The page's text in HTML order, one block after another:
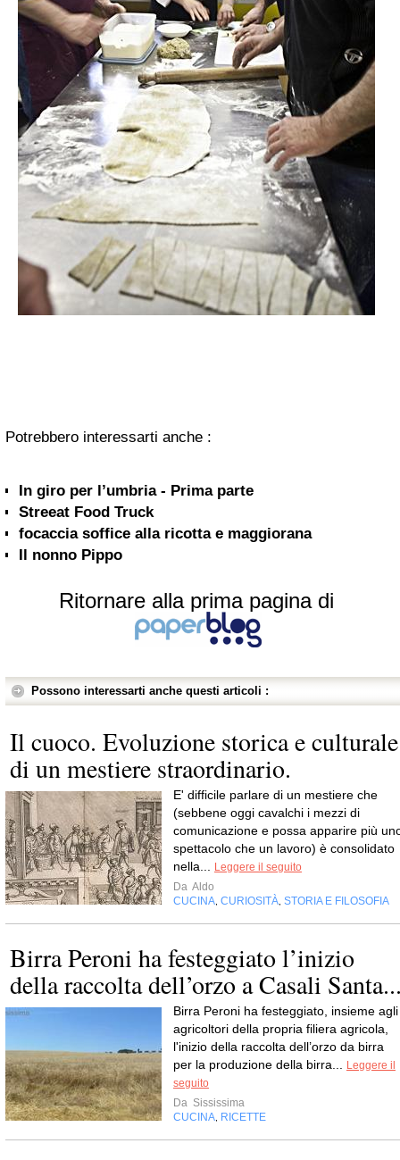
Potrebbero interessarti anche :
In giro per l’umbria - Prima parte
Streeat Food Truck
focaccia soffice alla ricotta e maggiorana
Il nonno Pippo
Ritornare alla prima pagina di
Possono interessarti anche questi articoli :
Il cuoco. Evoluzione storica e culturale
di un mestiere straordinario.
E' difficile parlare di un mestiere che
(sebbene oggi cavalchi i mezzi di
comunicazione e possa apparire più
spettacolo che un lavoro) è consolidato
nella...
Leggere il seguito
Da Aldo
CUCINA CURIOSITÀ STORIA E FILOSOFIA
Birra Peroni ha festeggiato l’inizio
della raccolta dell’orzo a Casali
Birra Peroni ha festeggiato, insieme agli
agricoltori della propria filiera agricola,
l'inizio della raccolta dell’orzo da birra
per la produzione della birra...
Leggere il
seguito
Da Sississima
CUCINA RICETTE